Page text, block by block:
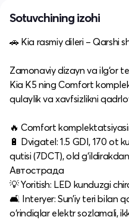
Sotuvchining izohi
🚗 Kia rasmiy dileri – Qarshi
Zamonaviy dizayn va ilg‘or
Kia K5 ning Comfort
qulaylik va xavfsizlikni
🔥 Comfort
🔋 Dvigatel: 1.5 GDI, 170 ot
qutisi (7DCT), old
Автострада
💡 Yoritish: LED kunduzgi
🛋️ Interyer: Sun’iy teri bilan
o‘rindiqlar elektr sozlamali,